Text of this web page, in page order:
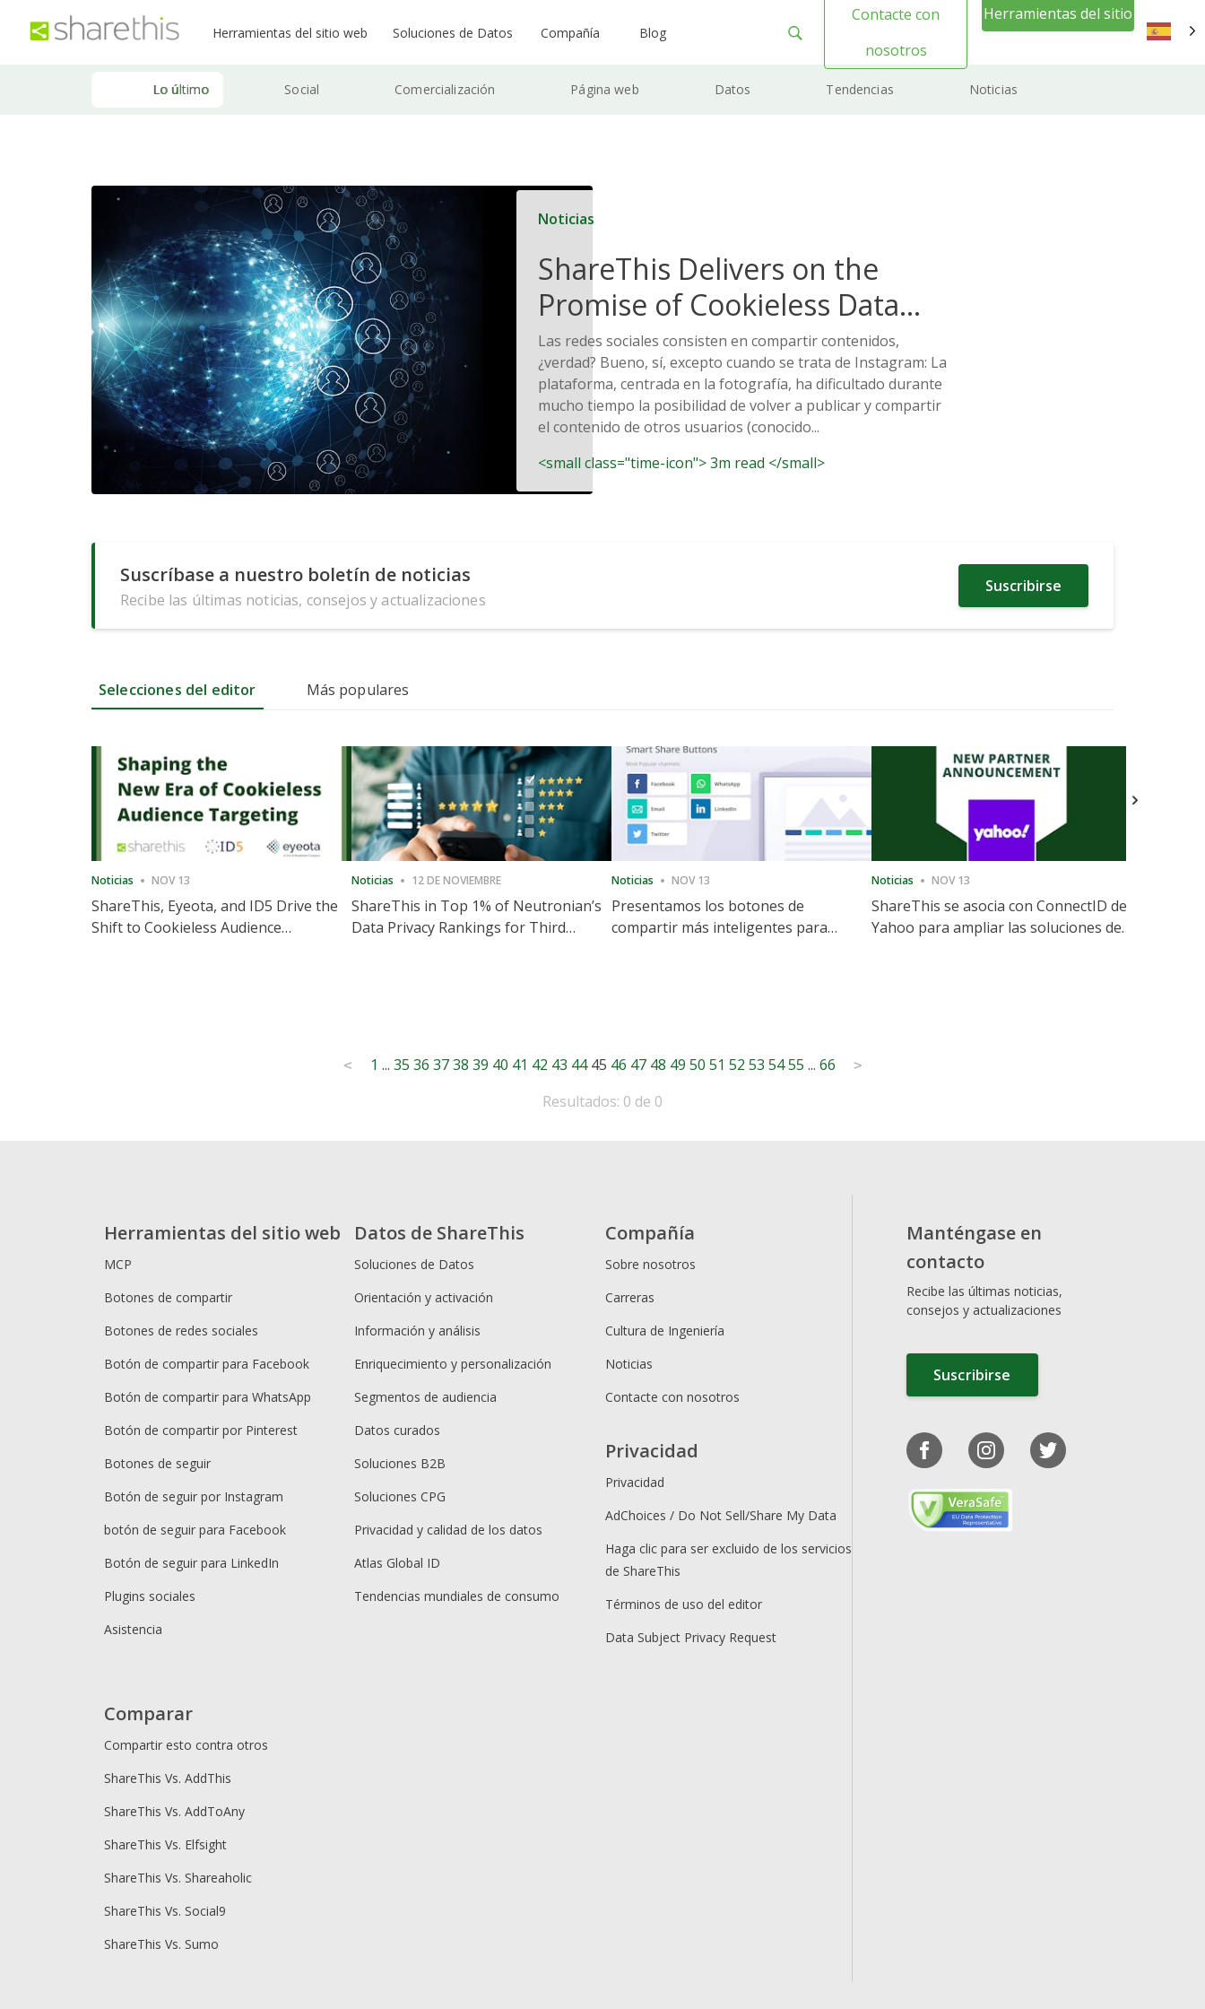
Herramientas del sitio web Soluciones de Datos Compañía Blog
Contacte con
nosotros
Herramientas del sitio
Lo último Social Comercialización Página web Datos Tendencias Noticias
Noticias
ShareThis Delivers on the
Promise of Cookieless Data
Solutions
Las redes sociales consisten en compartir contenidos,
¿verdad? Bueno, sí, excepto cuando se trata de Instagram: La
plataforma, centrada en la fotografía, ha dificultado durante
mucho tiempo la posibilidad de volver a publicar y compartir
el contenido de otros usuarios (conocido...
<small class="time-icon"> 3m read </small>
Suscríbase a nuestro boletín de noticias
Recibe las últimas noticias, consejos y actualizaciones
Suscribirse
Selecciones del editor Más populares
Noticias NOV 13
ShareThis, Eyeota, and ID5 Drive the
Shift to Cookieless Audience
Noticias 12 DE NOVIEMBRE
ShareThis in Top 1% of Neutronian’s
Data Privacy Rankings for Third
Noticias NOV 13
Presentamos los botones de
compartir más inteligentes para
Noticias NOV 13
ShareThis se asocia con ConnectID de
Yahoo para ampliar las soluciones de
< 1 ... 35 36 37 38 39 40 41 42 43 44 45 46 47 48 49 50 51 52 53 54 55 ... 66 >
Resultados: 0 de 0
Herramientas del sitio web
MCP
Botones de compartir
Botones de redes sociales
Botón de compartir para Facebook
Botón de compartir para WhatsApp
Botón de compartir por Pinterest
Botones de seguir
Botón de seguir por Instagram
botón de seguir para Facebook
Botón de seguir para LinkedIn
Plugins sociales
Asistencia
Datos de ShareThis
Soluciones de Datos
Orientación y activación
Información y análisis
Enriquecimiento y personalización
Segmentos de audiencia
Datos curados
Soluciones B2B
Soluciones CPG
Privacidad y calidad de los datos
Atlas Global ID
Tendencias mundiales de consumo
Compañía
Sobre nosotros
Carreras
Cultura de Ingeniería
Noticias
Contacte con nosotros
Privacidad
Privacidad
AdChoices / Do Not Sell/Share My Data
Haga clic para ser excluido de los servicios
de ShareThis
Términos de uso del editor
Data Subject Privacy Request
Comparar
Compartir esto contra otros
ShareThis Vs. AddThis
ShareThis Vs. AddToAny
ShareThis Vs. Elfsight
ShareThis Vs. Shareaholic
ShareThis Vs. Social9
ShareThis Vs. Sumo
Manténgase en
contacto
Recibe las últimas noticias,
consejos y actualizaciones
Suscribirse